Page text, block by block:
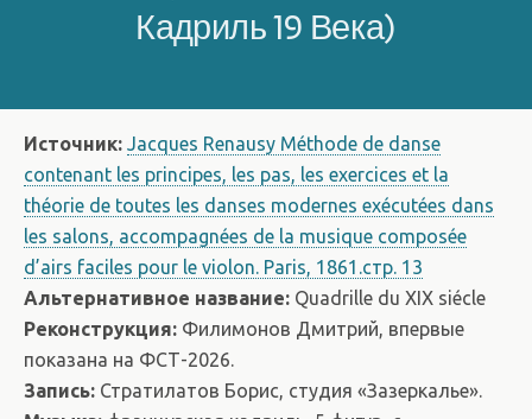
Кадриль 19 Века)
Источник: Jacques Renausy Méthode de danse
contenant les principes, les pas, les exercices et la
théorie de toutes les danses modernes exécutées dans
les salons, accompagnées de la musique composée
d’airs faciles pour le violon. Paris, 1861.стр. 13
Альтернативное название: Quadrille du XIX siécle
Реконструкция: Филимонов Дмитрий, впервые
показана на ФСТ-2026.
Запись: Стратилатов Борис, студия «Зазеркалье».